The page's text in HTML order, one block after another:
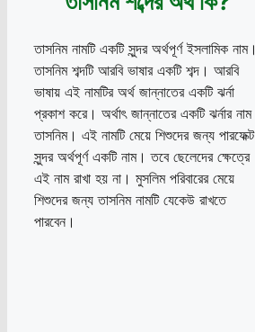
তাসনিম নামটি একটি সুন্দর অর্থপূর্ণ ইসলামিক নাম।
তাসনিম শব্দটি আরবি ভাষার একটি শব্দ। আরবি
ভাষায় এই নামটির অর্থ জান্নাতের একটি ঝর্না
প্রকাশ করে। অর্থাৎ জান্নাতের একটি ঝর্নার নাম
তাসনিম। এই নামটি মেয়ে শিশুদের জন্য পারফেক্ট
সুন্দর অর্থপূর্ণ একটি নাম। তবে ছেলেদের ক্ষেত্রে
এই নাম রাখা হয় না। মুসলিম পরিবারের মেয়ে
শিশুদের জন্য তাসনিম নামটি যেকেউ রাখতে
পারবেন।